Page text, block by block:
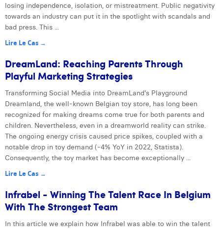
losing independence, isolation, or mistreatment. Public negativity
towards an industry can put it in the spotlight with scandals and
bad press. This ...
Lire Le Cas →
DreamLand: Reaching Parents Through
Playful Marketing Strategies
Transforming Social Media into DreamLand's Playground
Dreamland, the well-known Belgian toy store, has long been
recognized for making dreams come true for both parents and
children. Nevertheless, even in a dreamworld reality can strike.
The ongoing energy crisis caused price spikes, coupled with a
notable drop in toy demand (-4% YoY in 2022, Statista).
Consequently, the toy market has become exceptionally ...
Lire Le Cas →
Infrabel - Winning The Talent Race In Belgium
With The Strongest Team
In this article we explain how Infrabel was able to win the talent